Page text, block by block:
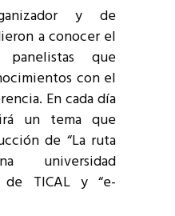
y de
a conocer el
que
con el
En cada día
un tema que
de “La ruta
universidad
de TICAL y “e-